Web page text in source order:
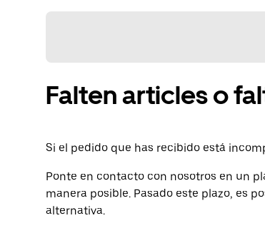
Falten articles o
Si el pedido que has recibido está
Ponte en contacto con nosotros en un
manera posible. Pasado este plazo, es
alternativa.